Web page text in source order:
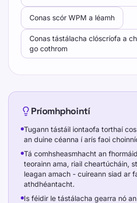
Conas scór WPM a léamh
Conas tástálacha clóscríofa a
go cothrom
Príomhphointí
Tugann tástáil iontaofa torthaí
an duine céanna í arís faoi
Tá comhsheasmhacht an
teorainn ama, riail cheartúcháin,
leagan amach - cuireann siad ar
athdhéantacht.
Is féidir le tástálacha gearra nó